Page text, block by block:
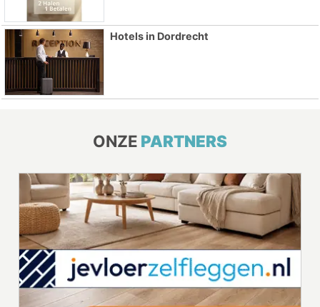
Hotels in Dordrecht
ONZE PARTNERS